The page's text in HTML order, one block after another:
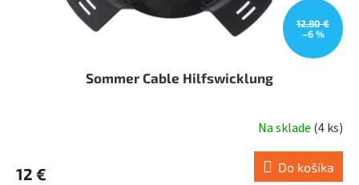
12,80 €
–6 %
Sommer Cable Hilfswicklung
Na sklade (4 ks)
12 € Do košíka